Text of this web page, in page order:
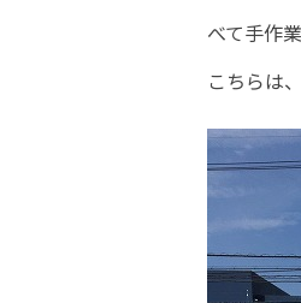
べて手作
こちらは